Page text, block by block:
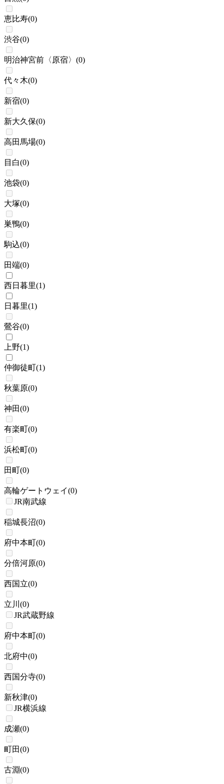
恵比寿(0)
渋谷(0)
明治神宮前〈原宿〉 (0)
代々木(0)
新宿(0)
新大久保(0)
高田馬場(0)
目白(0)
池袋(0)
大塚(0)
巣鴨(0)
駒込(0)
田端(0)
西日暮里(1)
日暮里(1)
鶯谷(0)
上野(1)
仲御徒町(1)
秋葉原(0)
神田(0)
有楽町(0)
浜松町(0)
田町(0)
高輪ゲートウェイ(0)
JR南武線
稲城長沼(0)
府中本町(0)
分倍河原(0)
西国立(0)
立川 (0)
JR武蔵野線
府中本町(0)
北府中(0)
西国分寺(0)
新秋津(0)
JR横浜線
成瀬(0)
町田(0)
古淵(0)